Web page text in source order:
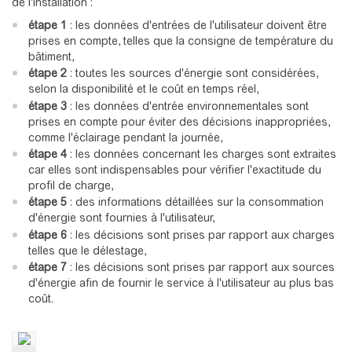
de l'installation :
étape 1 : les données d'entrées de l'utilisateur doivent être
prises en compte, telles que la consigne de température du
bâtiment,
étape 2 : toutes les sources d'énergie sont considérées,
selon la disponibilité et le coût en temps réel,
étape 3 : les données d'entrée environnementales sont
prises en compte pour éviter des décisions inappropriées,
comme l'éclairage pendant la journée,
étape 4 : les données concernant les charges sont extraites
car elles sont indispensables pour vérifier l'exactitude du
profil de charge,
étape 5 : des informations détaillées sur la consommation
d'énergie sont fournies à l'utilisateur,
étape 6 : les décisions sont prises par rapport aux charges
telles que le délestage,
étape 7 : les décisions sont prises par rapport aux sources
d'énergie afin de fournir le service à l'utilisateur au plus bas
coût.